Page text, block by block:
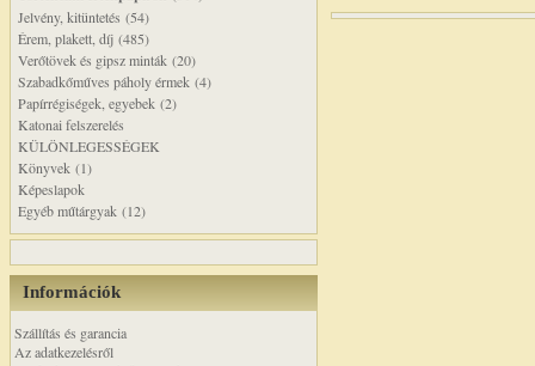
Jelvény, kitüntetés (54)
Érem, plakett, díj (485)
Verőtövek és gipsz minták (20)
Szabadkőműves páholy érmek (4)
Papírrégiségek, egyebek (2)
Katonai felszerelés
KÜLÖNLEGESSÉGEK
Könyvek (1)
Képeslapok
Egyéb műtárgyak (12)
Információk
Szállítás és garancia
Az adatkezelésről